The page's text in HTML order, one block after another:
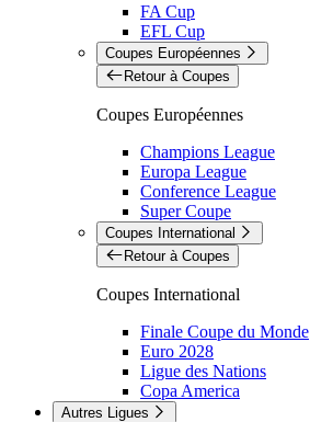
FA Cup
EFL Cup
Coupes Européennes
Retour à Coupes
Coupes Européennes
Champions League
Europa League
Conference League
Super Coupe
Coupes International
Retour à Coupes
Coupes International
Finale Coupe du Monde
Euro 2028
Ligue des Nations
Copa America
Autres Ligues